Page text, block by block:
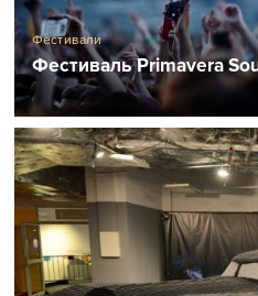
Фестивали
Фестиваль Primavera